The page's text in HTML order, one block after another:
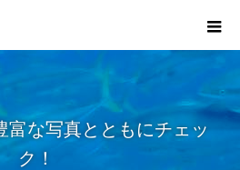
富な写真とともにチェッ
ク！